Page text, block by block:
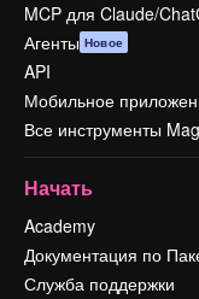
MCP для Claude/
Агенты Новое
API
Мобильное
Все инструменты
Начать
Academy
Документация по
Служба поддержки